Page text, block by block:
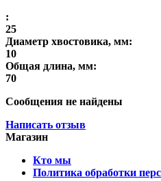
:
25
Диаметр хвостовика, мм:
10
Общая длина, мм:
70
Сообщения не найдены
Написать отзыв
Магазин
Кто мы
Политика обработки